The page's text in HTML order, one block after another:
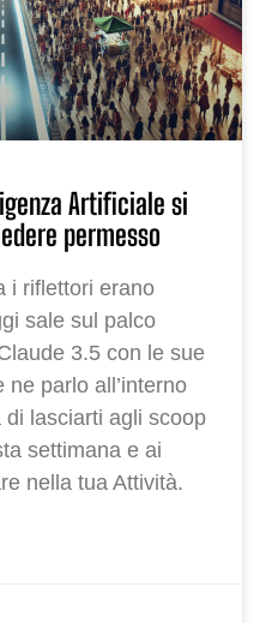
Artificiale si
permesso
i riflettori erano
sale sul palco
3.5 con le sue
parlo all’interno
di lasciarti agli scoop
settimana e ai
nella tua Attività.